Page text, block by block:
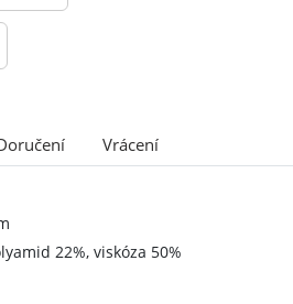
Vrácení
22%, viskóza 50%